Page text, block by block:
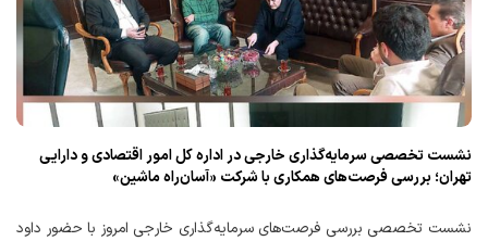
نشست تخصصی سرمایه‌گذاری خارجی در اداره کل امور اقتصادی و دارایی
تهران؛ بررسی فرصت‌های همکاری با شرکت «آسان‌راه ماشین»
نشست تخصصی بررسی فرصت‌های سرمایه‌گذاری خارجی امروز با حضور داود